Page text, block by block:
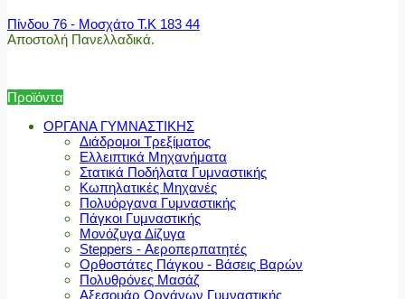
Πίνδου 76 - Μοσχάτο Τ.Κ 183 44
Αποστολή Πανελλαδικά.
Προϊόντα
ΟΡΓΑΝΑ ΓΥΜΝΑΣΤΙΚΗΣ
Διάδρομοι Τρεξίματος
Ελλειπτικά Μηχανήματα
Στατικά Ποδήλατα Γυμναστικής
Κωπηλατικές Μηχανές
Πολυόργανα Γυμναστικής
Πάγκοι Γυμναστικής
Μονόζυγα Δίζυγα
Steppers - Αεροπερπατητές
Ορθοστάτες Πάγκου - Βάσεις Βαρών
Πολυθρόνες Μασάζ
Αξεσουάρ Οργάνων Γυμναστικής